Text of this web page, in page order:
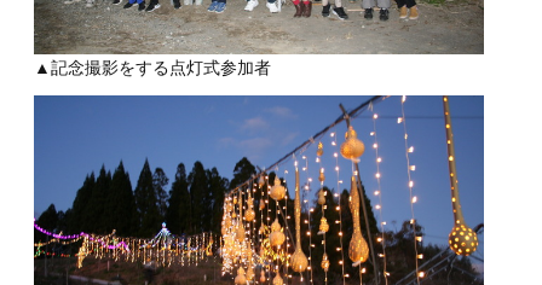
▲記念撮影をする点灯式参加者